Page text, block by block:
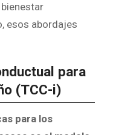
esos abordajes
para
(TCC-i)
para los